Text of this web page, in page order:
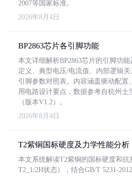
2007等国家标准。
2026年8月4日
BP2863芯片各引脚功能
本文详细解析BP2863芯片的引脚功
定义、典型电压/电流值、内部逻辑
引脚参数对照表。内容涵盖驱动配置
用电路设计要点，数据参考自杭州士
（版本V1.2）。
2026年8月4日
T2紫铜国标硬度及力学性能分析
本文系统解读T2紫铜的国标硬度和抗
T2_1/2H状态），结合GB/T 5231-